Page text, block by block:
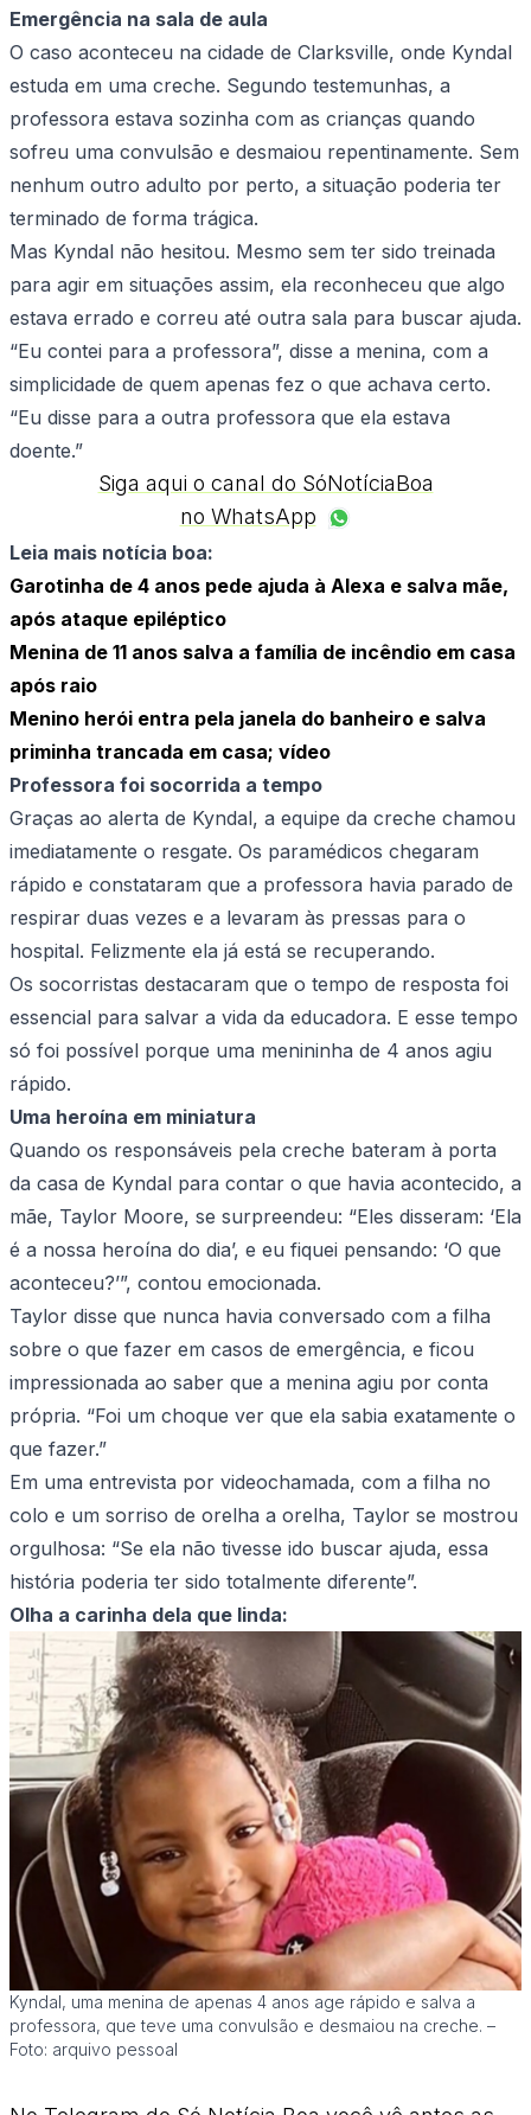
Emergência na sala de aula
O caso aconteceu na cidade de Clarksville, onde Kyndal
estuda em uma creche. Segundo testemunhas, a
professora estava sozinha com as crianças quando
sofreu uma convulsão e desmaiou repentinamente. Sem
nenhum outro adulto por perto, a situação poderia ter
terminado de forma trágica.
Mas Kyndal não hesitou. Mesmo sem ter sido treinada
para agir em situações assim, ela reconheceu que algo
estava errado e correu até outra sala para buscar ajuda.
“Eu contei para a professora”, disse a menina, com a
simplicidade de quem apenas fez o que achava certo.
“Eu disse para a outra professora que ela estava
doente.”
Siga aqui o canal do SóNotíciaBoa
no WhatsApp
Leia mais notícia boa:
Garotinha de 4 anos pede ajuda à Alexa e salva mãe,
após ataque epiléptico
Menina de 11 anos salva a família de incêndio em casa
após raio
Menino herói entra pela janela do banheiro e salva
priminha trancada em casa; vídeo
Professora foi socorrida a tempo
Graças ao alerta de Kyndal, a equipe da creche chamou
imediatamente o resgate. Os paramédicos chegaram
rápido e constataram que a professora havia parado de
respirar duas vezes e a levaram às pressas para o
hospital. Felizmente ela já está se recuperando.
Os socorristas destacaram que o tempo de resposta foi
essencial para salvar a vida da educadora. E esse tempo
só foi possível porque uma menininha de 4 anos agiu
rápido.
Uma heroína em miniatura
Quando os responsáveis pela creche bateram à porta
da casa de Kyndal para contar o que havia acontecido, a
mãe, Taylor Moore, se surpreendeu: “Eles disseram: ‘Ela
é a nossa heroína do dia’, e eu fiquei pensando: ‘O que
aconteceu?’”, contou emocionada.
Taylor disse que nunca havia conversado com a filha
sobre o que fazer em casos de emergência, e ficou
impressionada ao saber que a menina agiu por conta
própria. “Foi um choque ver que ela sabia exatamente o
que fazer.”
Em uma entrevista por videochamada, com a filha no
colo e um sorriso de orelha a orelha, Taylor se mostrou
orgulhosa: “Se ela não tivesse ido buscar ajuda, essa
história poderia ter sido totalmente diferente”.
Olha a carinha dela que linda:
Kyndal, uma menina de apenas 4 anos age rápido e salva a
professora, que teve uma convulsão e desmaiou na creche. –
Foto: arquivo pessoal